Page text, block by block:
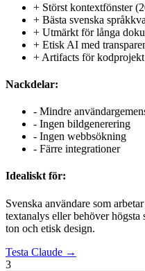
+ Störst kontextfönster
+ Bästa svenska
+ Utmärkt för långa
+ Etisk AI med
+ Artifacts för kodprojekt
Nackdelar:
- Mindre
- Ingen bildgenerering
- Ingen webbsökning
- Färre integrationer
Idealiskt för:
Svenska användare som
textanalys eller behöver
ton och etisk design.
Testa Claude →
3